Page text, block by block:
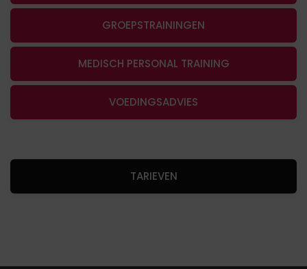
GROEPSTRAININGEN
MEDISCH PERSONAL TRAINING
VOEDINGSADVIES
TARIEVEN